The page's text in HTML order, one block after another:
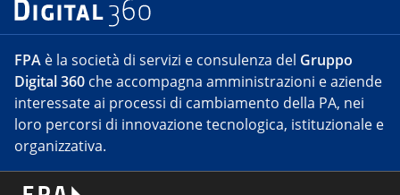
FPA è la società di servizi e consulenza del Gruppo
Digital 360 che accompagna amministrazioni e aziende
interessate ai processi di cambiamento della PA, nei
loro percorsi di innovazione tecnologica, istituzionale e
organizzativa.